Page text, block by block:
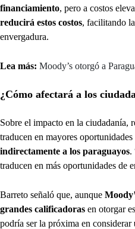
financiamiento, pero a costos
reducirá estos costos, facilitando
envergadura.
Lea más: Moody’s otorgó a
¿Cómo afectará a los
Sobre el impacto en la ciudadanía,
traducen en mayores oportunidades
indirectamente a los paraguayos.
traducen en más oportunidades de
Barreto señaló que, aunque
grandes calificadoras en otorgar
podría ser la próxima en considerar